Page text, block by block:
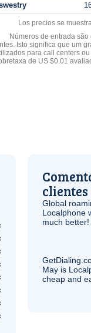
Los precios se
Números de entrada
Isto significa que um
para call centers
de US $0.01
clientes
Global
Localphone
much better!
May is
cheap and